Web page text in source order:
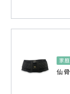
家
仙